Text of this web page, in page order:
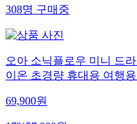
308명구매중
오아 소닉플로우 미니 드
이온 초경량 휴대용 여행
69,900원